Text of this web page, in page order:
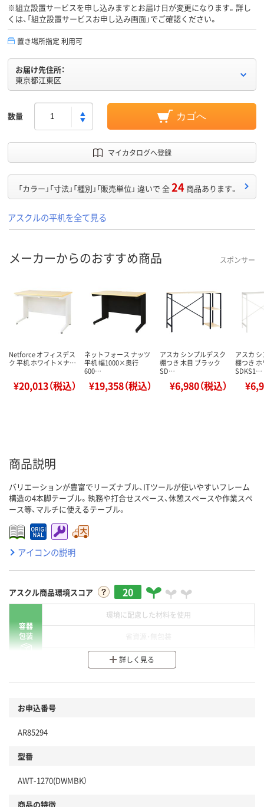
※組立設置サービスを申し込みますとお届け日が変更になります。詳し
くは、「組立設置サービスお申し込み画面」でご確認ください。
置き場所指定 利用可
お届け先住所：
東京都江東区
数量 カゴへ
マイカタログへ登録
「カラー」「寸法」「種別」「販売単位」 違いで 全24 商品あります。
アスクルの平机を全て見る
メーカーからのおすすめ商品 スポンサー
Netforce オフィスデス
ク 平机 ホワイト×ナ…
¥20,013（税込）
ネットフォース ナッツ
平机 幅1000×奥行
600…
¥19,358（税込）
アスカ シンプルデスク
棚つき 木目 ブラック
SD…
¥6,980（税込）
アスカ
棚つき
SDKS1…
商品説明
バリエーションが豊富でリーズナブル、ITツールが使いやすいフレーム
構造の4本脚テーブル。執務や打合せスペース、休憩スペースや作業スペ
ース等、マルチに使えるテーブル。
アイコンの説明
アスクル商品環境スコア 20
容器
包装
環境に配慮した材料を使用
分別・リサイクルしやすい設計
本体
仕組
詳しく見る
お申込番号
AR85294
型番
AWT-1270(DWMBK）
商品の特徴